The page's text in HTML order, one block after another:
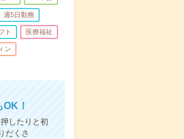
週5日勤務
ト 医療福祉
ン
！
したりと初
だくさ